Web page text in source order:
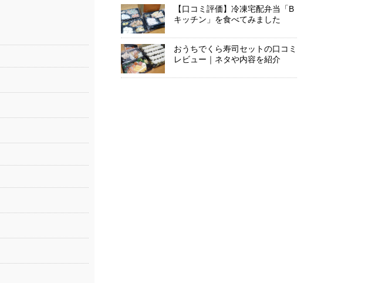
【口コミ評価】冷凍宅配弁当「B
キッチン」を食べてみました
おうちでくら寿司セットの口コミ
レビュー｜ネタや内容を紹介